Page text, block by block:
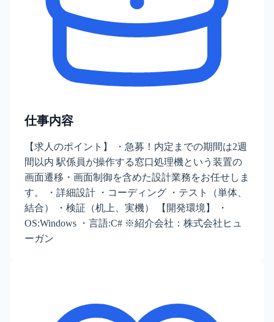
仕事内容
【求人のポイント】 ・急募！内定までの期間は2週
間以内 駅係員が操作する窓口処理機という装置の
画面遷移・画面制御を含めた設計業務をお任せしま
す。 ・詳細設計 ・コーディング ・テスト（単体、
結合） ・検証（机上、実機） 【開発環境】 ・
OS:Windows ・言語:C# ※紹介会社：株式会社ヒュ
ーガン